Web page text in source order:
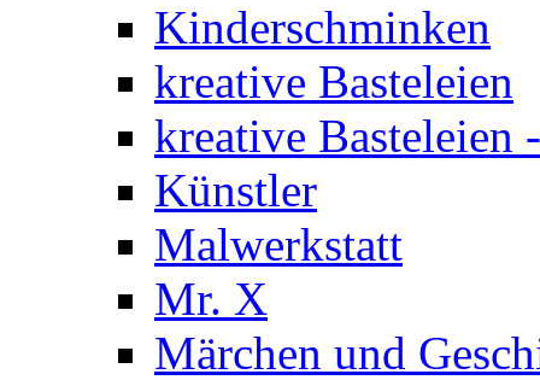
Kinderschminken
kreative Basteleien
kreative Basteleien
Künstler
Malwerkstatt
Mr. X
Märchen und